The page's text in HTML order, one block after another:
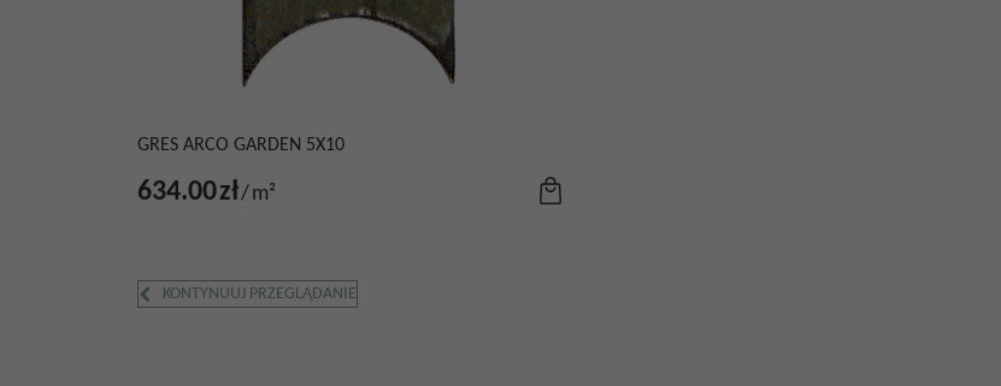
GRES ARCO GARDEN 5X10
634.00zł/m²
KONTYNUUJ PRZEGLĄDANIE